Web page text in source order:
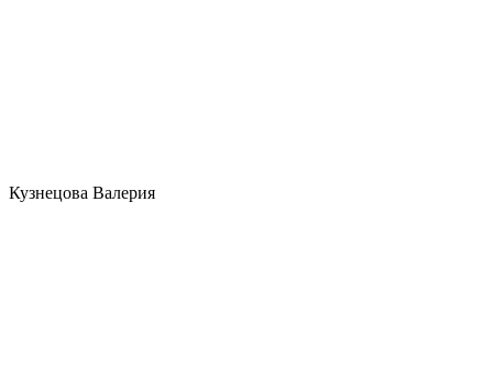
Кузнецова Валерия